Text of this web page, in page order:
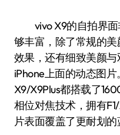
vivo X9的自拍界面
够丰富，除了常规的
效果，还有细致美颜
iPhone上面的动态图片
X9/X9Plus都搭载了
相位对焦技术，拥有
片表面覆盖了更耐划的